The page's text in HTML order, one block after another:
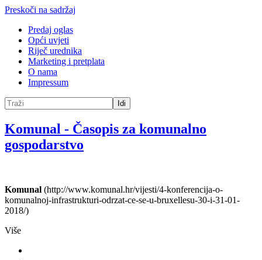
Preskoči na sadržaj
Predaj oglas
Opći uvjeti
Riječ urednika
Marketing i pretplata
O nama
Impressum
Idi
Komunal - Časopis za komunalno
gospodarstvo
Komunal (http://www.komunal.hr/vijesti/4-konferencija-o-
komunalnoj-infrastrukturi-odrzat-ce-se-u-bruxellesu-30-i-31-01-
2018/)
Više